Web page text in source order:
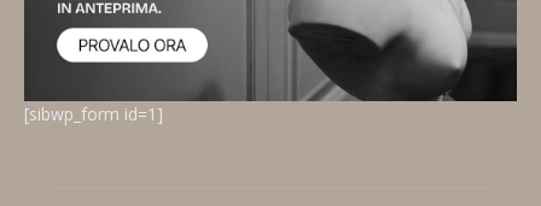
[sibwp_form id=1]